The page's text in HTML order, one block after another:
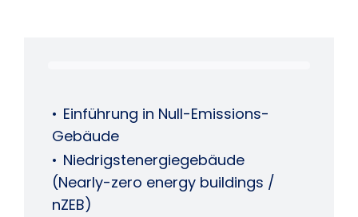
Einführung in Null-Emissions-
Gebäude
Niedrigstenergiegebäude
(Nearly-zero energy buildings /
nZEB)